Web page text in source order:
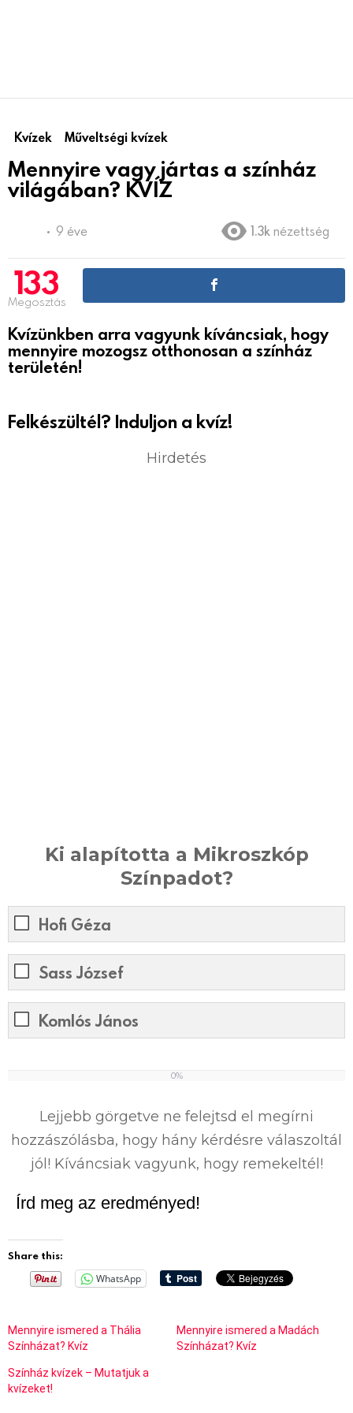
Kvízek Műveltségi kvízek
Mennyire vagy jártas a színház
világában? KVÍZ
9 éve 1.3k nézettség
133
Megosztás
Kvízünkben arra vagyunk kíváncsiak, hogy
mennyire mozogsz otthonosan a színház
területén!
Felkészültél? Induljon a kvíz!
Hirdetés
Ki alapította a Mikroszkóp
Színpadot?
Hofi Géza
Sass József
Komlós János
0%
Lejjebb görgetve ne felejtsd el megírni
hozzászólásba, hogy hány kérdésre válaszoltál
jól! Kíváncsiak vagyunk, hogy remekeltél!
Írd meg az eredményed!
Share this:
WhatsApp
Mennyire ismered a Thália
Színházat? Kvíz
Mennyire ismered a Madách
Színházat? Kvíz
Színház kvízek – Mutatjuk a
kvízeket!